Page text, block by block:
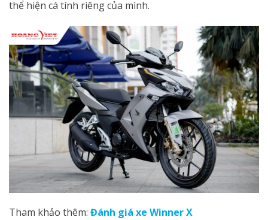
thể hiện cá tính riêng của mình.
Tham khảo thêm: Đánh giá xe Winner X